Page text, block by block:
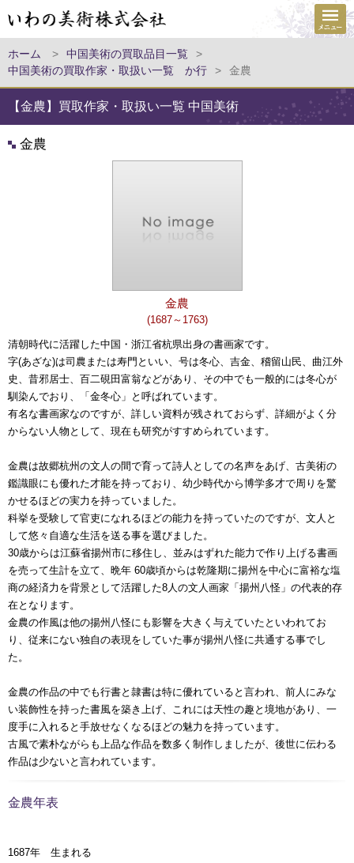
ホーム > 中国美術の買取品目一覧
>
中国美術の買取作家・取扱い一覧 か行
> 金農
【金農】買取作家・取扱い一覧 中国美術
金農
金農
(1687～1763)
清朝時代に活躍した中国・浙江省杭県出身の書画家です。
字(あざな)は司農または寿門といい、号は冬心、吉金、稽留山民、曲江外
史、昔邪居士、百二硯田富翁などがあり、その中でも一般的には冬心が
馴染んでおり、「金冬心」と呼ばれています。
有名な書画家なのですが、詳しい資料が残されておらず、詳細がよく分
からない人物として、現在も研究がすすめられています。
金農は故郷杭州の文人の間で育って詩人としての名声をあげ、古美術の
鑑識眼にも優れた才能を持っており、幼少時代から博学多才で周りを驚
かせるほどの実力を持っていました。
科挙を受験して官吏になれるほどの能力を持っていたのですが、文人と
して悠々自適な生活を送る事を選びました。
30歳からは江蘇省揚州市に移住し、並みはずれた能力で作り上げる書画
を売って生計を立て、晩年 60歳頃からは乾隆期に揚州を中心に富裕な塩
商の経済力を背景として活躍した8人の文人画家「揚州八怪」の代表的存
在となります。
金農の作風は他の揚州八怪にも影響を大きく与えていたといわれてお
り、従来にない独自の表現をしていた事が揚州八怪に共通する事でし
た。
金農の作品の中でも行書と隷書は特に優れていると言われ、前人にみな
い装飾性を持った書風を築き上げ、これには天性の趣と境地があり、一
度手に入れると手放せなくなるほどの魅力を持っています。
古風で素朴ながらも上品な作品を数多く制作しましたが、後世に伝わる
作品は少ないと言われています。
金農年表
1687年 生まれる